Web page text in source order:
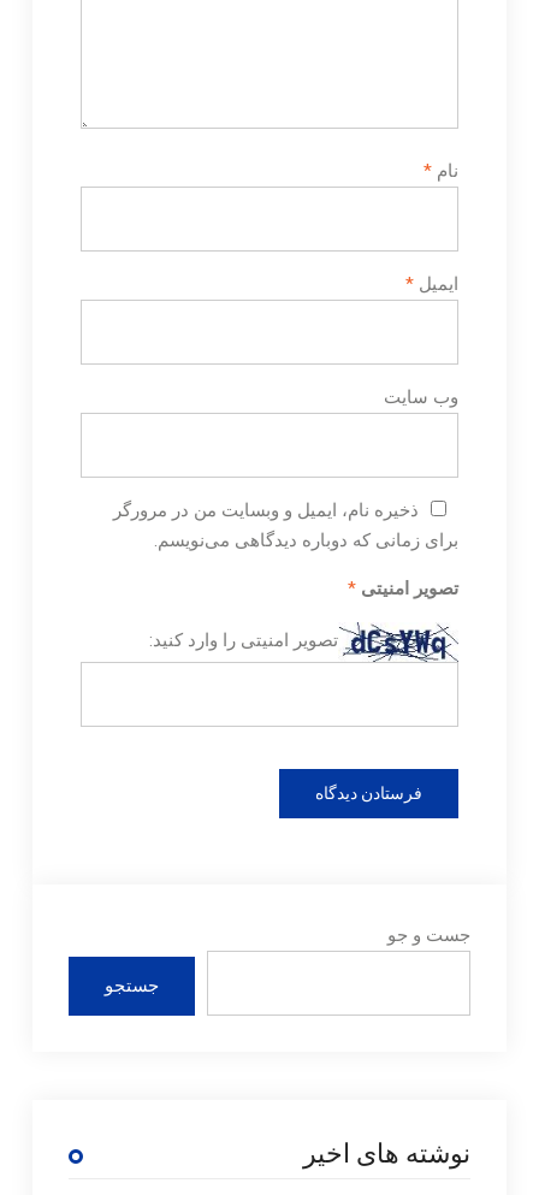
نام *
ایمیل *
وب‌ سایت
ذخیره نام، ایمیل و وبسایت من در مرورگر
برای زمانی که دوباره دیدگاهی می‌نویسم.
تصویر امنیتی *
تصویر امنیتی را وارد کنید:
جست و جو
جستجو
نوشته های اخیر